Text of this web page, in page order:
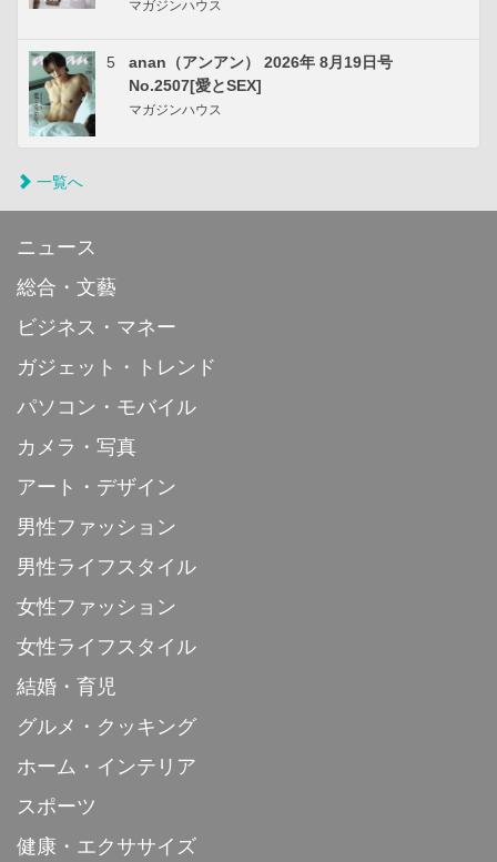
マガジンハウス
5
anan（アンアン） 2026年 8月19日号
No.2507[愛とSEX]
マガジンハウス
一覧へ
ニュース
総合・文藝
ビジネス・マネー
ガジェット・トレンド
パソコン・モバイル
カメラ・写真
アート・デザイン
男性ファッション
男性ライフスタイル
女性ファッション
女性ライフスタイル
結婚・育児
グルメ・クッキング
ホーム・インテリア
スポーツ
健康・エクササイズ